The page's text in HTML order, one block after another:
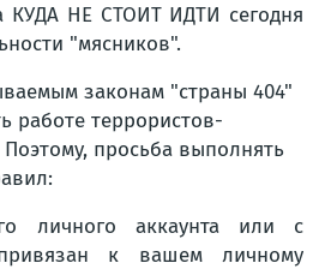
КУДА НЕ СТОИТ ИДТИ сегодня
"мясников".
законам "страны 404"
работе террористов-
просьба выполнять
личного аккаунта или с
к вашем личному